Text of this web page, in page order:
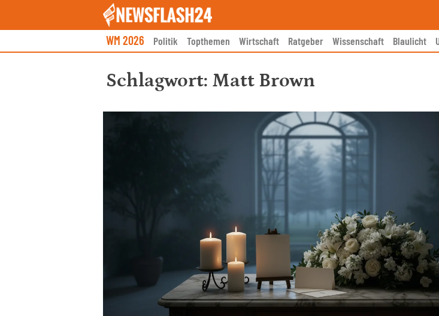
WM 2026 Politik Topthemen Wirtschaft Ratgeber Wissenschaft Blaulicht
Schlagwort: Matt Brown